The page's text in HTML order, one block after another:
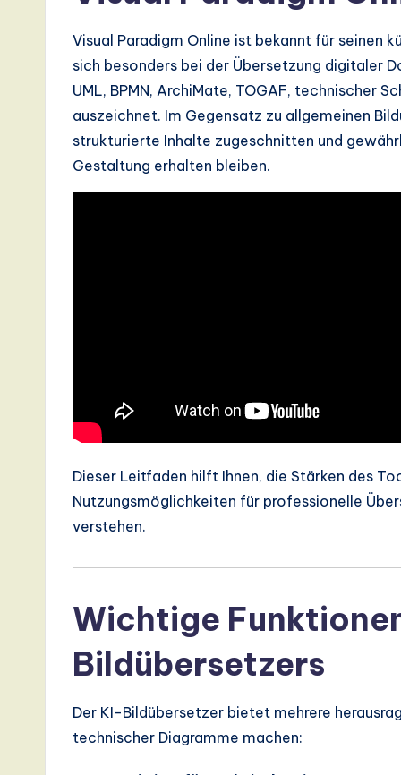
ft
w
it
In
Visual Paradigm Online ist bekannt für
sich besonders bei der Übersetzung digitaler
UML, BPMN, ArchiMate, TOGAF, technischer
auszeichnet. Im Gegensatz zu allgemeinen
strukturierte Inhalte zugeschnitten und
Gestaltung erhalten bleiben.
Dieser Leitfaden hilft Ihnen, die Stärken des
Nutzungsmöglichkeiten für professionelle
verstehen.
Wichtige
Bildübersetzers
Der KI-Bildübersetzer bietet mehrere
technischer Diagramme machen: